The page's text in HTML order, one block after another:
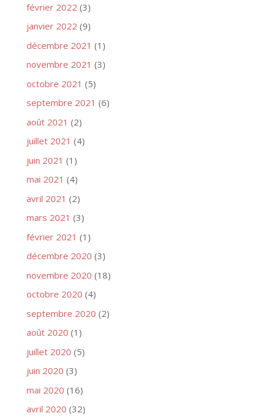
février 2022 (3)
janvier 2022 (9)
décembre 2021 (1)
novembre 2021 (3)
octobre 2021 (5)
septembre 2021 (6)
août 2021 (2)
juillet 2021 (4)
juin 2021 (1)
mai 2021 (4)
avril 2021 (2)
mars 2021 (3)
février 2021 (1)
décembre 2020 (3)
novembre 2020 (18)
octobre 2020 (4)
septembre 2020 (2)
août 2020 (1)
juillet 2020 (5)
juin 2020 (3)
mai 2020 (16)
avril 2020 (32)